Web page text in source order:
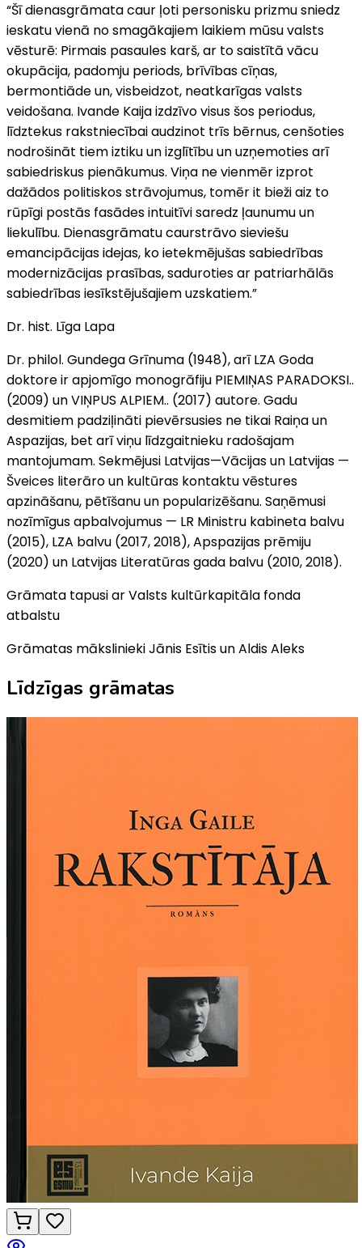
“Šī dienasgrāmata caur ļoti personisku prizmu sniedz
ieskatu vienā no smagākajiem laikiem mūsu valsts
vēsturē: Pirmais pasaules karš, ar to saistītā vācu
okupācija, padomju periods, brīvības cīņas,
bermontiāde un, visbeidzot, neatkarīgas valsts
veidošana. Ivande Kaija izdzīvo visus šos periodus,
līdztekus rakstniecībai audzinot trīs bērnus, cenšoties
nodrošināt tiem iztiku un izglītību un uzņemoties arī
sabiedriskus pienākumus. Viņa ne vienmēr izprot
dažādos politiskos strāvojumus, tomēr it bieži aiz to
rūpīgi postās fasādes intuitīvi saredz ļaunumu un
liekulību. Dienasgrāmatu caurstrāvo sieviešu
emancipācijas idejas, ko ietekmējušas sabiedrības
modernizācijas prasības, saduroties ar patriarhālās
sabiedrības iesīkstējušajiem uzskatiem.”
Dr. hist. Līga Lapa
Dr. philol. Gundega Grīnuma (1948), arī LZA Goda
doktore ir apjomīgo monogrāfiju PIEMIŅAS PARADOKSI..
(2009) un VIŅPUS ALPIEM.. (2017) autore. Gadu
desmitiem padziļināti pievērsusies ne tikai Raiņa un
Aspazijas, bet arī viņu līdzgaitnieku radošajam
mantojumam. Sekmējusi Latvijas—Vācijas un Latvijas —
Šveices literāro un kultūras kontaktu vēstures
apzināšanu, pētīšanu un popularizēšanu. Saņēmusi
nozīmīgus apbalvojumus — LR Ministru kabineta balvu
(2015), LZA balvu (2017, 2018), Apspazijas prēmiju
(2020) un Latvijas Literatūras gada balvu (2010, 2018).
Grāmata tapusi ar Valsts kultūrkapitāla fonda
atbalstu
Grāmatas mākslinieki Jānis Esītis un Aldis Aleks
Līdzīgas grāmatas